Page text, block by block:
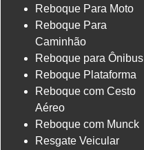
Reboque Para Moto
Reboque Para
Caminhão
Reboque para Ônibus
Reboque Plataforma
Reboque com Cesto
Aéreo
Reboque com Munck
Resgate Veicular